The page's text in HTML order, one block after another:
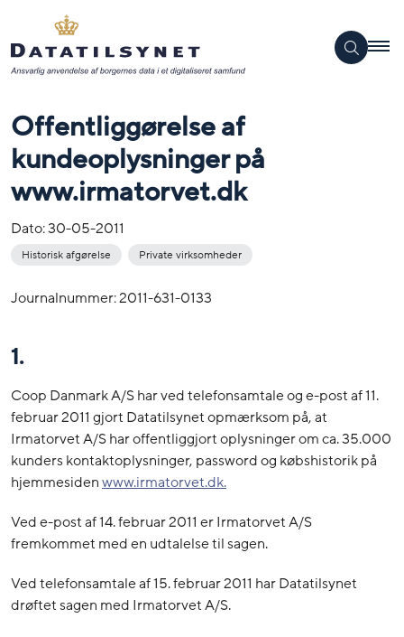
Offentliggørelse af
kundeoplysninger på
www.irmatorvet.dk
Dato:30-05-2011
Historisk afgørelse Private virksomheder
Journalnummer: 2011-631-0133
1.
Coop Danmark A/S har ved telefonsamtale og e-post af 11.
februar 2011 gjort Datatilsynet opmærksom på, at
Irmatorvet A/S har offentliggjort oplysninger om ca. 35.000
kunders kontaktoplysninger, password og købshistorik på
hjemmesidenwww.irmatorvet.dk.
Ved e-post af 14. februar 2011 er Irmatorvet A/S
fremkommet med en udtalelse til sagen.
Ved telefonsamtale af 15. februar 2011 har Datatilsynet
drøftet sagen med Irmatorvet A/S.